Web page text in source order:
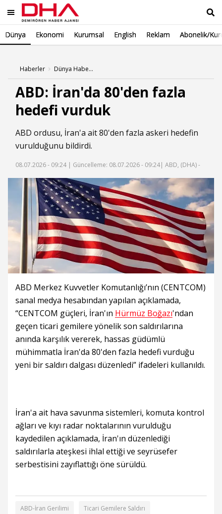
Dünya Ekonomi Kurumsal English Reklam Abonelik/
Haberler Dünya Haberleri
ABD: İran'da 80'den fazla
hedefi vurduk
ABD ordusu, İran'a ait 80'den fazla askeri hedefin
vurulduğunu bildirdi.
08.07.2026 - 09:24 | Güncelleme: 08.07.2026 - 09:24| ABD, (DHA) -
ABD Merkez Kuvvetler Komutanlığı’nın (CENTCOM)
sanal medya hesabından yapılan açıklamada,
“CENTCOM güçleri, İran'ın Hürmüz Boğazı'ndan
geçen ticari gemilere yönelik son saldırılarına
anında karşılık vererek, hassas güdümlü
mühimmatla İran'da 80'den fazla hedefi vurduğu
yeni bir saldırı dalgası düzenledi” ifadeleri kullanıldı.
İran'a ait hava savunma sistemleri, komuta kontrol
ağları ve kıyı radar noktalarının vurulduğu
kaydedilen açıklamada, İran'ın düzenlediği
saldırılarla ateşkesi ihlal ettiği ve seyrüsefer
serbestisini zayıflattığı öne sürüldü.
ABD-İran Gerilimi Ticari Gemilere Saldırı